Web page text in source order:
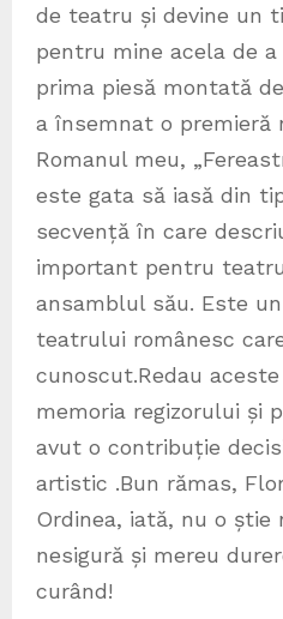
de teatru și devine un
pentru mine acela de
prima piesă montată
a însemnat o
Romanul meu,
este gata să iasă din
secvență în care
important pentru
ansamblul său. Este
teatrului românesc
cunoscut.Redau
memoria regizorului și
avut o contribuție
artistic .Bun rămas,
Ordinea, iată, nu o știe
nesigură și mereu
curând!